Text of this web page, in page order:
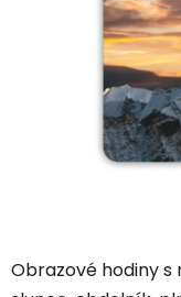
Obrazové hodiny